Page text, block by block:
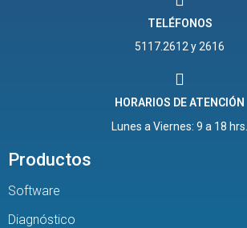
TELÉFONOS
5117.2612 y 2616
HORARIOS DE ATENCIÓN
Lunes a Viernes: 9 a 18 hrs.
Productos
Software
Diagnóstico